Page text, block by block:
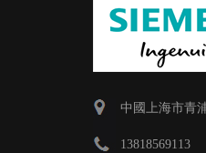
中國上海市青
13818569113